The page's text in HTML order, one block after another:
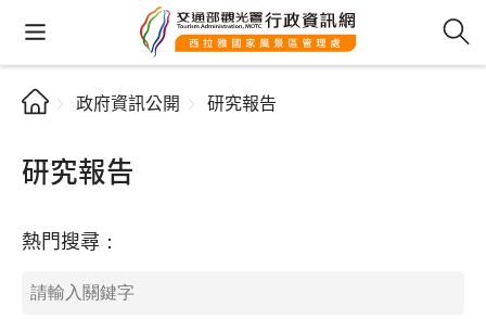
政府資訊公開 研究報告
研究報告
熱門搜尋：